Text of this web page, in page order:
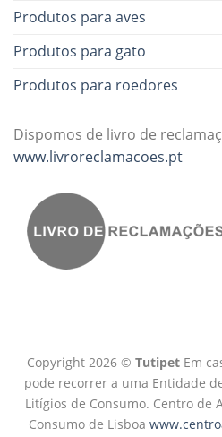
Produtos para aves
Produtos para gato
Produtos para roedores
Dispomos de livro de
www.livroreclamacoes.pt
Copyright 2026 © Tutipet Em
pode recorrer a uma Entidade
Litígios de Consumo. Centro de
Consumo de Lisboa